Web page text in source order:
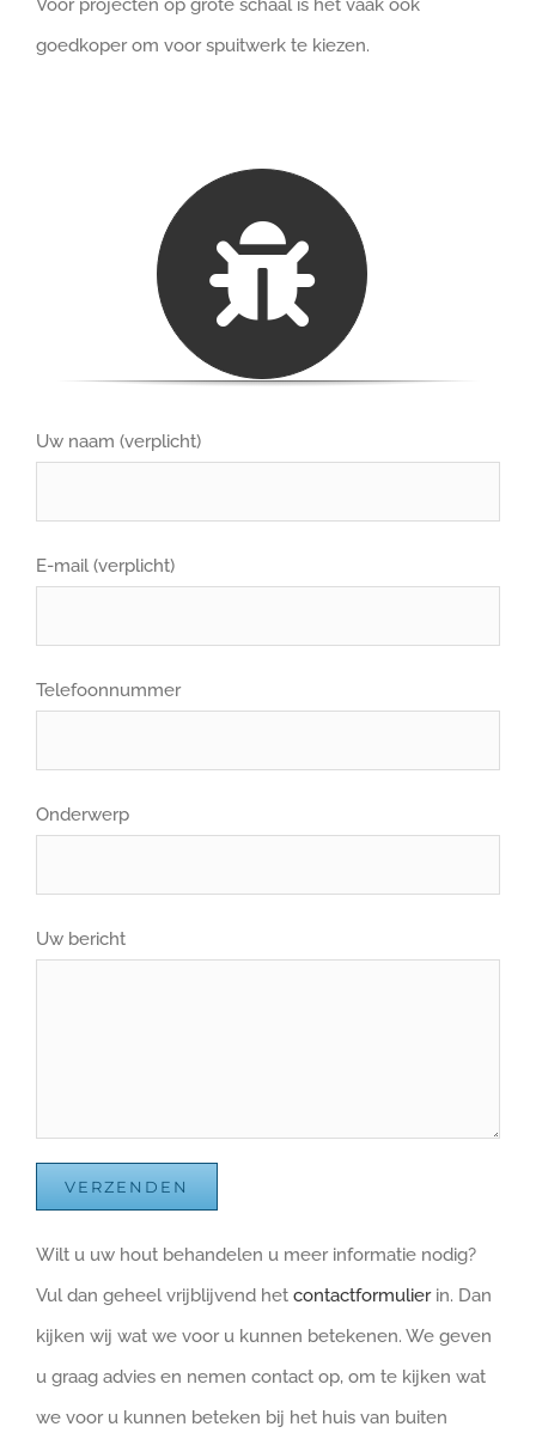
Voor projecten op grote schaal is het vaak ook
goedkoper om voor spuitwerk te kiezen.
Uw naam (verplicht)
E-mail (verplicht)
Telefoonnummer
Onderwerp
Uw bericht
Wilt u uw hout behandelen u meer informatie nodig?
Vul dan geheel vrijblijvend het contactformulierin. Dan
kijken wij wat we voor u kunnen betekenen. We geven
u graag advies en nemen contact op, om te kijken wat
we voor u kunnen beteken bij het huis van buiten